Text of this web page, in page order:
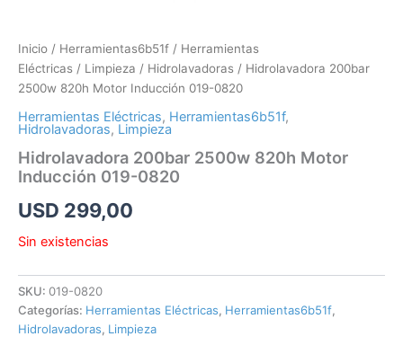
Inicio / Herramientas6b51f / Herramientas
Eléctricas / Limpieza / Hidrolavadoras / Hidrolavadora 200bar
2500w 820h Motor Inducción 019-0820
Herramientas Eléctricas, Herramientas6b51f,
Hidrolavadoras, Limpieza
Hidrolavadora 200bar 2500w 820h Motor
Inducción 019-0820
USD 299,00
Sin existencias
SKU: 019-0820
Categorías: Herramientas Eléctricas, Herramientas6b51f,
Hidrolavadoras, Limpieza